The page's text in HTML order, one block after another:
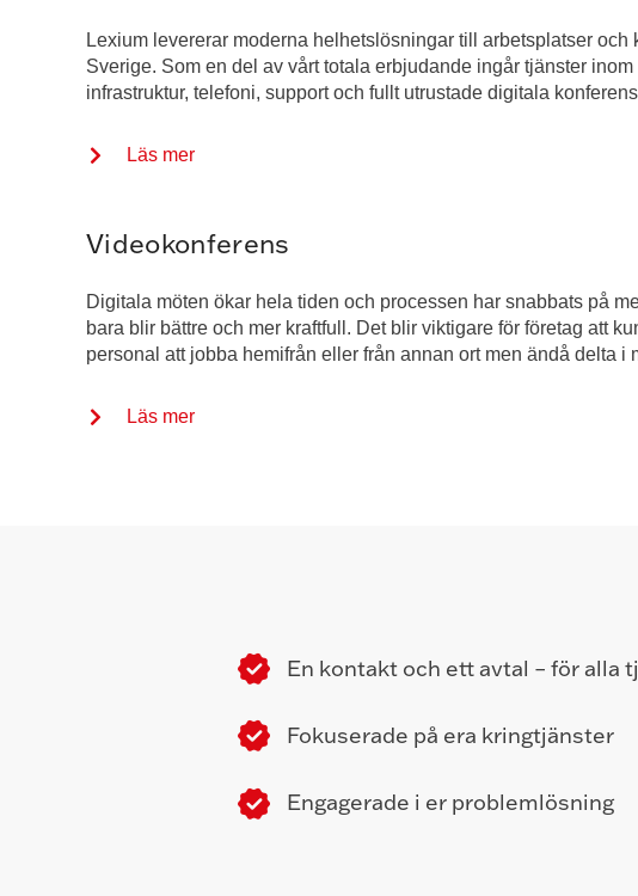
Lexium levererar moderna helhetslösningar till arbetsplatser och
Sverige. Som en del av vårt totala erbjudande ingår tjänster inom
infrastruktur, telefoni, support och fullt utrustade digitala
Läs mer
Videokonferens
Digitala möten ökar hela tiden och processen har snabbats på
bara blir bättre och mer kraftfull. Det blir viktigare för företag att
personal att jobba hemifrån eller från annan ort men ändå delta i
Läs mer
En kontakt och ett avtal – för alla
Fokuserade på era kringtjänster
Engagerade i er problemlösning